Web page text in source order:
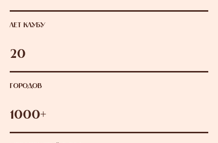
ЛЕТ КЛУБУ
20
ГОРОДОВ
1000+